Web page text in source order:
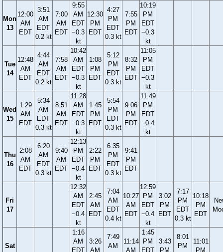
Mon
13
12:00
AM
EDT
3:51
AM
EDT
0.2 kt
7:00
AM
EDT
9:55
AM
EDT
−0.3
kt
12:30
PM
EDT
4:27
PM
EDT
0.3 kt
7:55
PM
EDT
10:19
PM
EDT
−0.3
kt
Tue
14
12:48
AM
EDT
4:44
AM
EDT
0.2 kt
7:58
AM
EDT
10:42
AM
EDT
−0.3
kt
1:08
PM
EDT
5:12
PM
EDT
0.3 kt
8:32
PM
EDT
11:05
PM
EDT
−0.3
kt
Wed
15
1:29
AM
EDT
5:34
AM
EDT
0.3 kt
8:51
AM
EDT
11:28
AM
EDT
−0.3
kt
1:45
PM
EDT
5:54
PM
EDT
0.3 kt
9:06
PM
EDT
11:49
PM
EDT
−0.4
kt
Thu
16
2:08
AM
EDT
6:20
AM
EDT
0.3 kt
9:40
AM
EDT
12:13
PM
EDT
−0.4
kt
2:22
PM
EDT
6:35
PM
EDT
0.3 kt
9:41
PM
EDT
Fri
17
12:32
AM
EDT
−0.4
kt
2:45
AM
EDT
7:04
AM
EDT
0.4 kt
10:27
AM
EDT
12:59
PM
EDT
−0.4
kt
3:02
PM
EDT
7:17
PM
EDT
0.3 kt
10:18
PM
EDT
Sat
1:16
AM
EDT
3:26
AM
7:49
AM
11:14
AM
1:45
PM
EDT
3:43
PM
8:01
PM
11:01
PM